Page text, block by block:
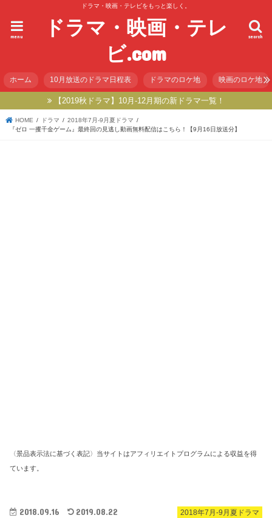
ドラマ・映画・テレビをもっと楽しく。
ドラマ・映画・テレ
ビ.com
search
menu
ホーム 10月放送のドラマ日程表 ドラマのロケ地 映画のロケ地
【2019秋ドラマ】10月-12月期の新ドラマ一覧！
HOME ドラマ
2018年7月-9月夏ドラマ
『ゼロ 一攫千金ゲーム』最終回の見逃し動画無料配信はこちら！【9月16日放送分】
〈景品表示法に基づく表記〉当サイトはアフィリエイトプログラムによる収益を得
ています。
2018年7月-9月夏ドラマ
2018.09.16 2019.08.22